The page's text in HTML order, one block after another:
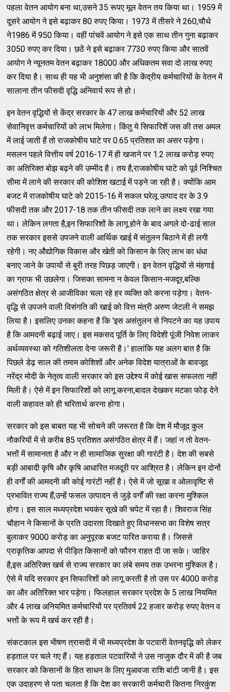
पहला वेतन आयोग बना था,उसने 35 रूपए मूल वेतन तय किया था। 1959 में
दूसरे आयोग ने इसे बढ़ाकर 80 रुपए किया। 1973 में तीसरे ने 260,चौथे
ने1986 में 950 किया। वहीं पांचवें आयोग ने इसे एक साथ तीन गुना बढ़ाकर
3050 रुपए कर दिया। छठें ने इसे बढ़ाकर 7730 रुपए किया और सातवें
आयोग ने न्यूनतम वेतन बढ़ाकर 18000 और अधिकतम सवा दो लाख रुपए
कर दिया है। साथ ही यह भी अनुशंसा की है कि केंद्रीय कर्मचारियों के वेतन में
सालाना तीन फीसदी वृद्धि अनिवार्य रूप से हो।
इन वेतन वृद्धियों से केंद्र सरकार के 47 लाख कर्मचारियों और 52 लाख
सेवानिवृत्त कर्मचारियों को लाभ मिलेगा। किंतु ये सिफारिशें जस की तस अमल
में लाई जाती हैं तो राजकोषीय घाटे पर 0.65 प्रतिशत का असर पड़ेगा।
मसलन पहले वित्तीय वर्ष 2016-17 में ही खजाने पर 1.2 लाख करोड़ रुपए
का अतिरिक्त बोझ बढ़ने की उम्मीद है। तय है,राजकोषीय घाटे को पूर्व निश्चित
सीमा में लाने की सरकार की कोशिश खटाई में पड़ने जा रही है। क्योंकि आम
बजट में राजकोषीय घाटे को 2015-16 में सकल घरेलू उत्पाद दर के 3.9
फीसदी तक और 2017-18 तक तीन फीसदी तक लाने का लक्ष्य रखा गया
था। लेकिन लगता है,इन सिफारिशों के लागू होने के बाद अगले दो-ढाई साल
तक सरकार इससे उपजने वाली आर्थिक खाई में संतुलन बिठाने में ही लगी
रहेगी। नए औद्योगिक विकास और खेती को किसान के लिए लाभ का धंधा
बनाए जाने के उपायों से बुरी तरह पिछड़ जाएगी। इन वेतन वृद्धियों से मंहगाई
का ग्राफ भी उछलेगा। जिसका सामना न केवल किसान-मजदूर,बल्कि
असंगठित क्षेत्र से आजीविका चला रहे हर व्यक्ति को करना पड़ेगा। वेतन-
वृद्धि से उपजने वाली विसंगति की खाई को वित्त मंत्री अरुण जेटली ने समझ
लिया है। इसलिए उनका कहना है कि 'इस असंतुलन से निपटने का यह उपाय
है कि आमदनी बढ़ाई जाए। इस मकसद पूर्ति के लिए विदेशी पूंजी निवेश लाकर
अर्थव्यवस्था को गतिशीलता देना जरूरी है।' हालांकि यह अलग बात है कि
पिछले डेढ़ साल की तमाम कोशिशों और अनेक विदेश यात्राओं के बावजूद
नरेंद्र मोदी के नेतृत्व वाली सरकार को इस उद्देश्य में कोई खास सफलता नहीं
मिली है। ऐसे में इन सिफारिशों को लागू करना,बादल देखकर मटका फोड़ देने
वाली कहावत को ही चरितार्थ करना होगा।
सरकार को इस बाबत यह भी सोचने की जरूरत है कि देश में मौजूद कुल
नौकरियों में से करीब 85 प्रतिशत असंगठित क्षेत्र में हैं। जहां न तो वेतन-
भत्तों में सामानता है और न ही सामाजिक सुरक्षा की गारंटी है। देश की सबसे
बड़ी आबादी कृषि और कृषि आधारित मजदूरी पर आश्रित है। लेकिन इन दोनों
ही वर्गों की आमदनी की कोई गारंटी नहीं है। ऐसे में जो सूखा व ओलावृष्टि से
प्रभावित राज्य हैं,उन्हें फसल उत्पादन से जुड़े वर्गों की रक्षा करना मुश्किल
होगा। इस साल मध्यप्रदेश भयकंर सूखे की चपेट में रहा है। शिवराज सिंह
चौहान ने किसानों के प्रति उदारता दिखाते हुए विधानसभा का विशेष सत्र
बुलाकर 9000 करोड़ का अनुपूरक बजट पारित कराया है। जिससे
प्राकृतिक आपदा से पीड़ित किसानों को फौरन राहत दी जा सके। जाहिर
है,इस अतिरिक्त खर्च से राज्य सरकार का लंबे समय तक उभरना मुश्किल है।
ऐसे में यदि सरकार इन सिफारिशों को लागू करती है तो उस पर 4000 करोड़
का और अतिरिक्त भार पड़ेगा। फिलहाल सरकार प्रदेश के 5 लाख नियमित
और 4 लाख अनियमित कर्मचारियों पर प्रतिवर्ष 22 हजार करोड़ रुपए वेतन व
भत्तों के रूप में खर्च कर रही है।
संकटकाल इस भीषण त्रासदी में भी मध्यप्रदेश के पटवारी वेतनवृद्धि को लेकर
हड़ताल पर चले गए हैं। यह हड़ताल पटवारियों ने उस नाजुक दौर में की है जब
सरकार को किसानों के हित साधन के लिए मुआवजा राशि बांटी जानी है। इस
एक उदाहरण से पता चलता है कि देश का सरकारी कर्मचारी कितना निरकुंश